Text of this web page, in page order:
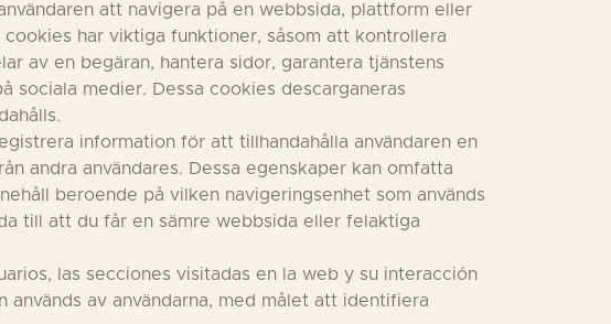
att navigera på en webbsida, plattform eller
har viktiga funktioner, såsom att kontrollera
av en begäran, hantera sidor, garantera tjänstens
sociala medier. Dessa cookies descarganeras
information för att tillhandahålla användaren en
andra användares. Dessa egenskaper kan omfatta
beroende på vilken navigeringsenhet som används
till att du får en sämre webbsida eller felaktiga
las secciones visitadas en la web y su interacción
av användarna, med målet att identifiera